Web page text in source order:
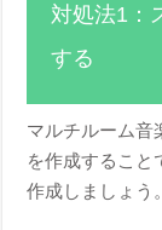
対処法1：
する
マルチルーム音
を作成すること
作成しましょう。